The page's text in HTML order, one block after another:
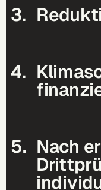
3.
4.
5. Nach